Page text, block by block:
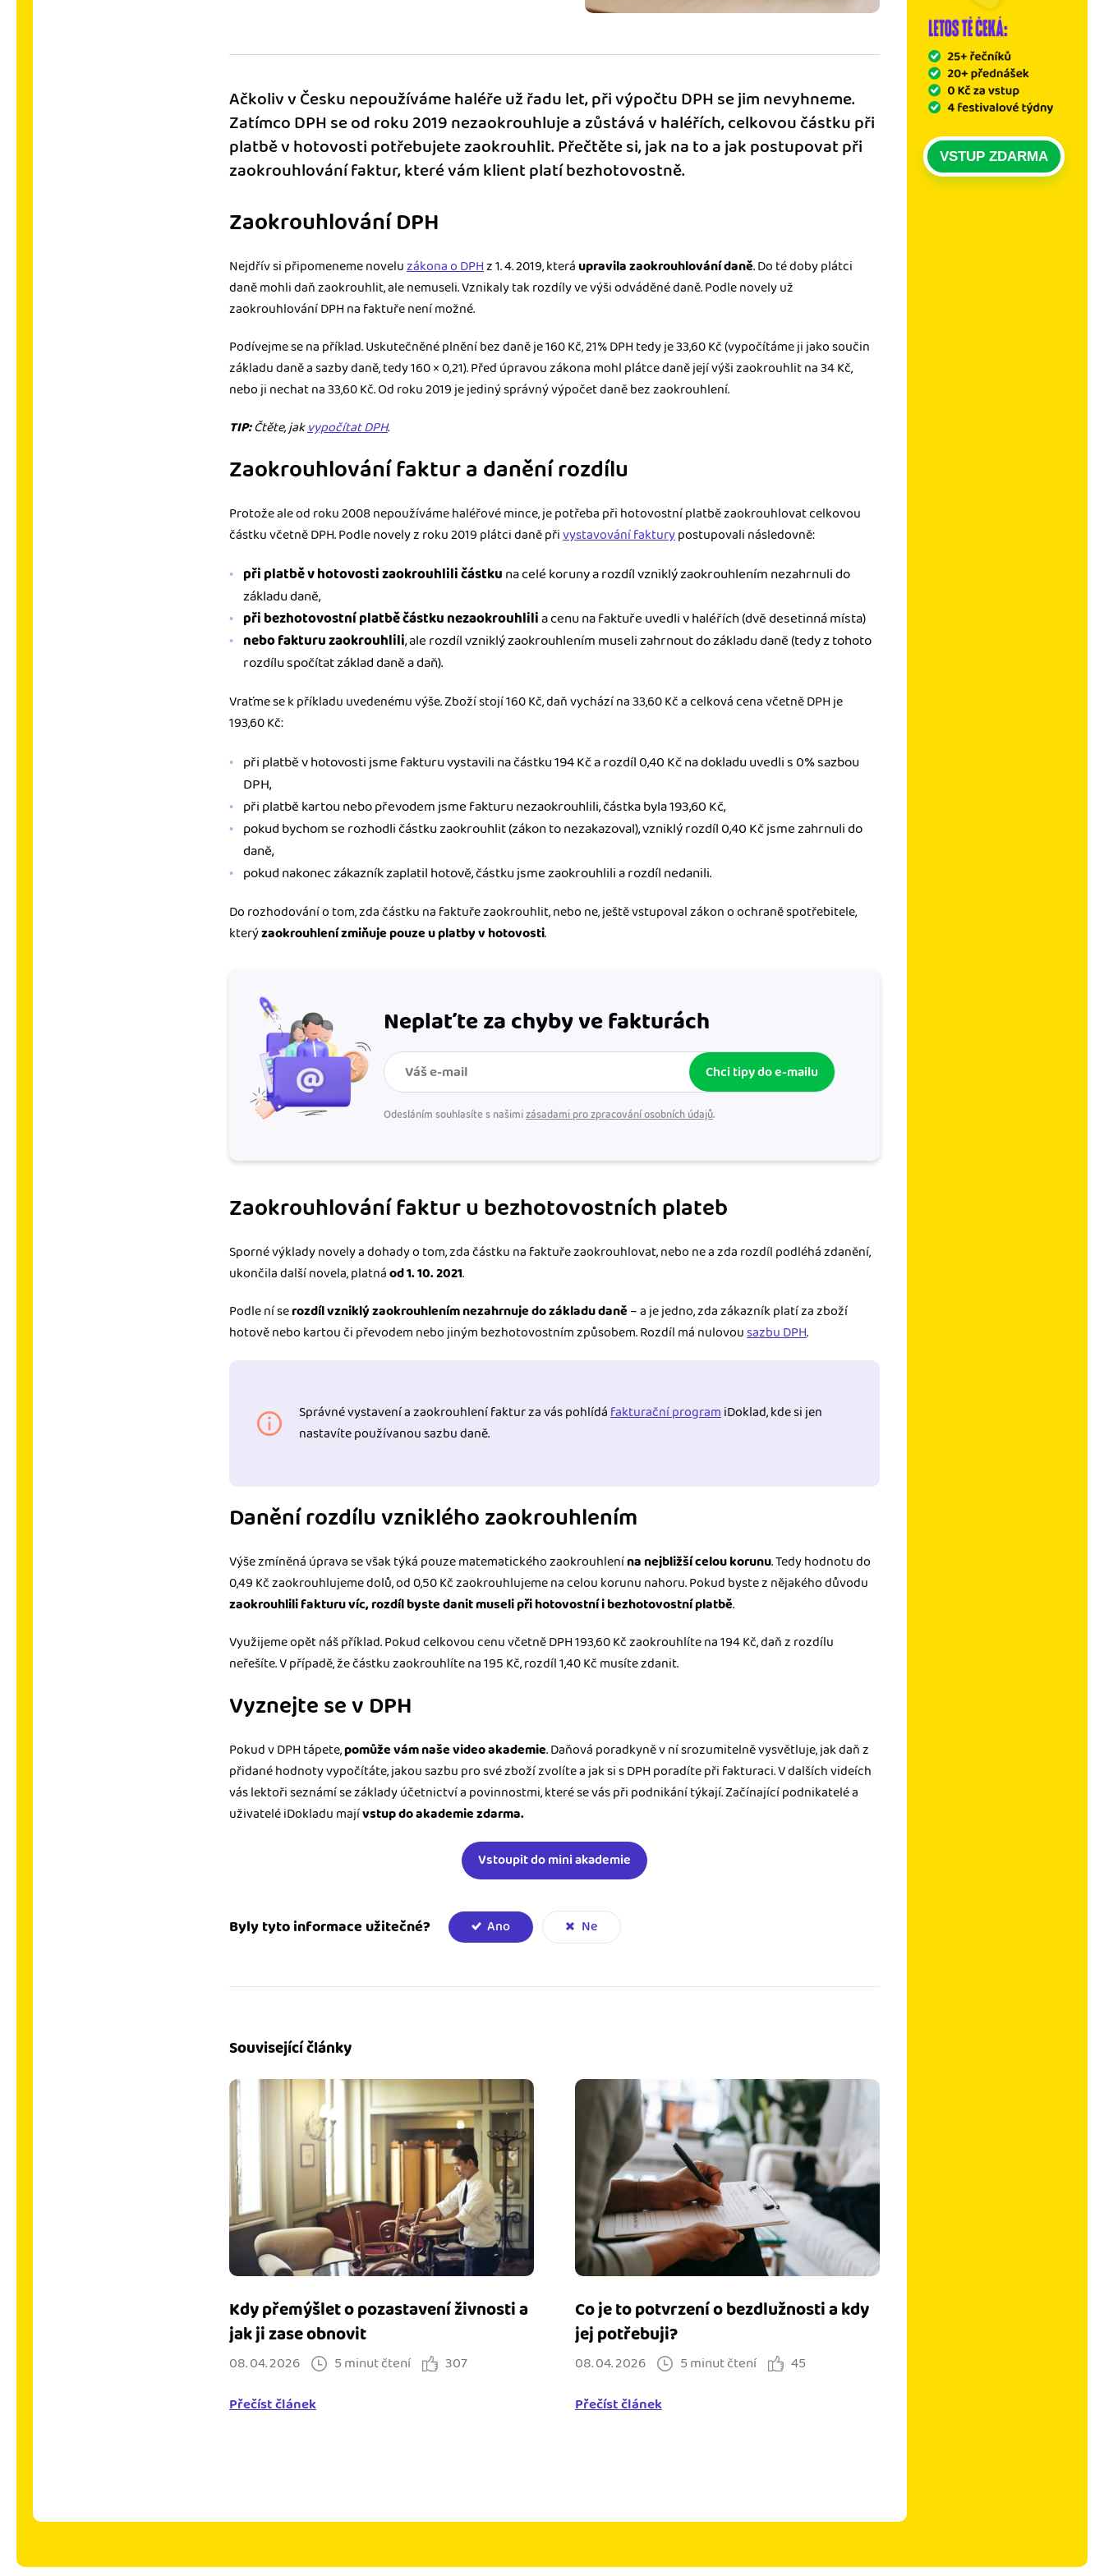
Propojení na další systémy
Nechte iDoklad pracovat za vás. Díky
propojení s e-shopem, bankou, CRM...
VSTUP ZDARMA
Ačkoliv v Česku nepoužíváme haléře už řadu let, při výpočtu DPH se jim nevyhneme.
Zatímco DPH se od roku 2019 nezaokrouhluje a zůstává v haléřích, celkovou částku při
platbě v hotovosti potřebujete zaokrouhlit. Přečtěte si, jak na to a jak postupovat při
zaokrouhlování faktur, které vám klient platí bezhotovostně.
Zaokrouhlování DPH
Nejdřív si připomeneme noveluzákona o DPHz 1. 4. 2019, kteráupravila zaokrouhlování daně. Do té doby plátci
daně mohli daň zaokrouhlit, ale nemuseli. Vznikaly tak rozdíly ve výši odváděné daně. Podle novely už
zaokrouhlování DPH na faktuře není možné.
Podívejme se na příklad. Uskutečněné plnění bez daně je 160 Kč, 21% DPH tedy je 33,60 Kč (vypočítáme ji jako součin
základu daně a sazby daně, tedy 160 × 0,21). Před úpravou zákona mohl plátce daně její výši zaokrouhlit na 34 Kč,
nebo ji nechat na 33,60 Kč. Od roku 2019 je jediný správný výpočet daně bez zaokrouhlení.
TIP:Čtěte, jakvypočítat DPH.
Zaokrouhlování faktur a danění rozdílu
Protože ale od roku 2008 nepoužíváme haléřové mince, je potřeba při hotovostní platbě zaokrouhlovat celkovou
částku včetně DPH. Podle novely z roku 2019 plátci daně přivystavování fakturypostupovali následovně:
při platbě v hotovosti zaokrouhlili částkuna celé koruny a rozdíl vzniklý zaokrouhlením nezahrnuli do
základu daně,
při bezhotovostní platbě částku nezaokrouhlilia cenu na faktuře uvedli v haléřích (dvě desetinná místa)
nebo fakturu zaokrouhlili, ale rozdíl vzniklý zaokrouhlením museli zahrnout do základu daně (tedy z tohoto
rozdílu spočítat základ daně a daň).
Vraťme se k příkladu uvedenému výše. Zboží stojí 160 Kč, daň vychází na 33,60 Kč a celková cena včetně DPH je
193,60 Kč:
při platbě v hotovosti jsme fakturu vystavili na částku 194 Kč a rozdíl 0,40 Kč na dokladu uvedli s 0% sazbou
DPH,
při platbě kartou nebo převodem jsme fakturu nezaokrouhlili, částka byla 193,60 Kč,
pokud bychom se rozhodli částku zaokrouhlit (zákon to nezakazoval), vzniklý rozdíl 0,40 Kč jsme zahrnuli do
daně,
pokud nakonec zákazník zaplatil hotově, částku jsme zaokrouhlili a rozdíl nedanili.
Do rozhodování o tom, zda částku na faktuře zaokrouhlit, nebo ne, ještě vstupoval zákon o ochraně spotřebitele,
kterýzaokrouhlení zmiňuje pouze u platby v hotovosti.
Neplaťte za chyby ve fakturách
Chci tipy do e-mailu
Odesláním souhlasíte s našimizásadami pro zpracování osobních údajů.
Zaokrouhlování faktur u bezhotovostních plateb
Sporné výklady novely a dohady o tom, zda částku na faktuře zaokrouhlovat, nebo ne a zda rozdíl podléhá zdanění,
ukončila další novela, platnáod 1. 10. 2021.
Podle ní serozdíl vzniklý zaokrouhlením nezahrnuje do základu daně– a je jedno, zda zákazník platí za zboží
hotově nebo kartou či převodem nebo jiným bezhotovostním způsobem. Rozdíl má nulovousazbu DPH.
Správné vystavení a zaokrouhlení faktur za vás pohlídáfakturační programiDoklad, kde si jen
nastavíte používanou sazbu daně.
Danění rozdílu vzniklého zaokrouhlením
Výše zmíněná úprava se však týká pouze matematického zaokrouhlenína nejbližší celou korunu. Tedy hodnotu do
0,49 Kč zaokrouhlujeme dolů, od 0,50 Kč zaokrouhlujeme na celou korunu nahoru. Pokud byste z nějakého důvodu
zaokrouhlili fakturu víc, rozdíl byste danit museli při hotovostní i bezhotovostní platbě.
Využijeme opět náš příklad. Pokud celkovou cenu včetně DPH 193,60 Kč zaokrouhlíte na 194 Kč, daň z rozdílu
neřešíte. V případě, že částku zaokrouhlíte na 195 Kč, rozdíl 1,40 Kč musíte zdanit.
Vyznejte se v DPH
Pokud v DPH tápete,pomůže vám naše video akademie. Daňová poradkyně v ní srozumitelně vysvětluje, jak daň z
přidané hodnoty vypočítáte, jakou sazbu pro své zboží zvolíte a jak si s DPH poradíte při fakturaci. V dalších videích
vás lektoři seznámí se základy účetnictví a povinnostmi, které se vás při podnikání týkají. Začínající podnikatelé a
uživatelé iDokladu majívstup do akademie zdarma.
Vstoupit do mini akademie
Byly tyto informace užitečné? Ano Ne
Související články
Kdy přemýšlet o pozastavení živnosti a
jak ji zase obnovit
08. 04. 2026 5 minut čtení
307
Přečíst článek
Co je to potvrzení o bezdlužnosti a kdy
jej potřebuji?
08. 04. 2026 5 minut čtení
45
Přečíst článek